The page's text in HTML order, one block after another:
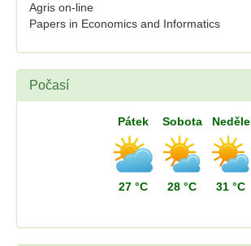
Agris on-line
Papers in Economics and Informatics
Počasí
Pátek
27 °C
Sobota
28 °C
Neděle
31 °C